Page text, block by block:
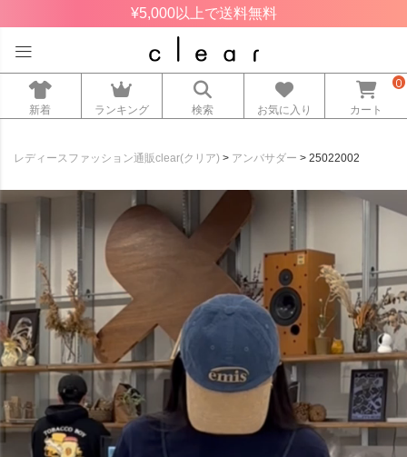
¥5,000以上で送料無料
新着 ランキング 検索 お気に入り カート
0
レディースファッション通販clear(クリア) アンバサダー 25022002